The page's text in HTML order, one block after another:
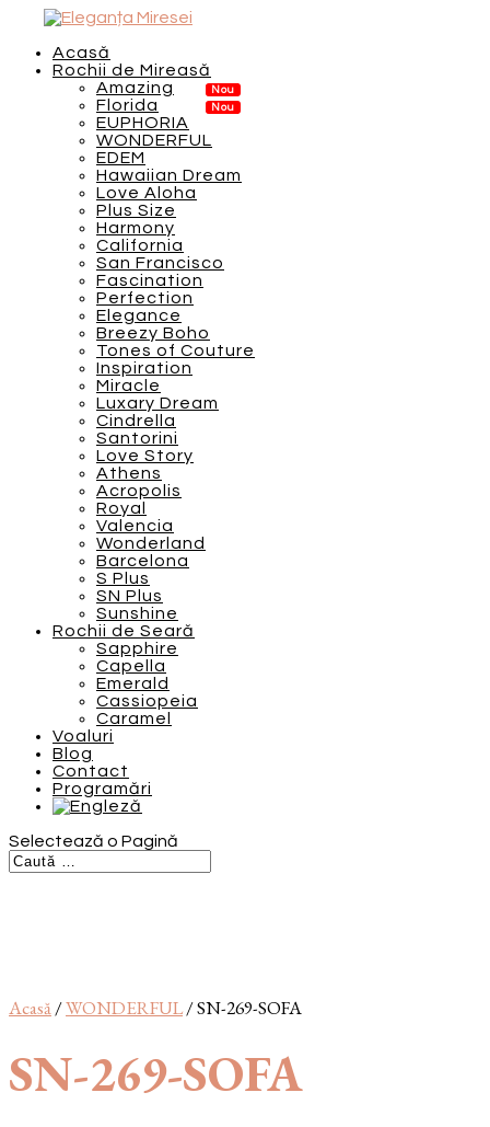
Acasă
Rochii de Mireasă
Amazing
Florida
EUPHORIA
WONDERFUL
EDEM
Hawaiian Dream
Love Aloha
Plus Size
Harmony
California
San Francisco
Fascination
Perfection
Elegance
Breezy Boho
Tones of Couture
Inspiration
Miracle
Luxary Dream
Cindrella
Santorini
Love Story
Athens
Acropolis
Royal
Valencia
Wonderland
Barcelona
S Plus
SN Plus
Sunshine
Rochii de Seară
Sapphire
Capella
Emerald
Cassiopeia
Caramel
Voaluri
Blog
Contact
Programări
Selectează o Pagină
Acasă/WONDERFUL/ SN-269-SOFA
SN-269-SOFA